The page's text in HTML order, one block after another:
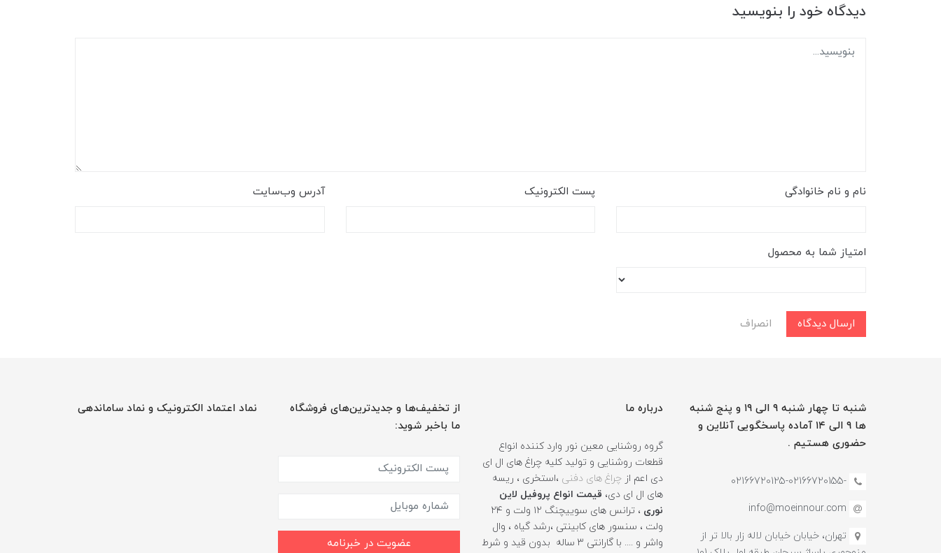
دیدگاه خود را بنویسید
نام و نام خانوادگی پست الکترونیک آدرس وب‌سایت
امتیاز شما به محصول
ارسال دیدگاه انصراف
شنبه تا چهار شنبه ۹ الی ۱۹ و پنج شنبه
ها ۹ الی ۱۴ آماده پاسخگویی آنلاین و
حضوری هستیم .
-02166720125-02166720155
info@moeinnour.com
تهران، خیابان خیابان لاله زار بالا تر از
درباره ما
گروه روشنایی معین نور وارد کننده انواع
قطعات روشنایی و تولید کلیه چراغ های ال ای
دی اعم از چراغ های دفنی ،استخری ، ریسه
های ال ای دی، قیمت انواع پروفیل لاین
نوری
، ترانس های سوییچنگ ۱۲ ولت و ۲۴
ولت ، سنسور های کابینتی ،رشد گیاه ، وال
واشر و .... با گارانتی ۳ ساله بدون قید و شرط
از تخفیف‌ها و جدیدترین‌های فروشگاه
ما باخبر شوید:
عضویت در خبرنامه
نماد اعتماد الکترونیک و نماد ساماندهی